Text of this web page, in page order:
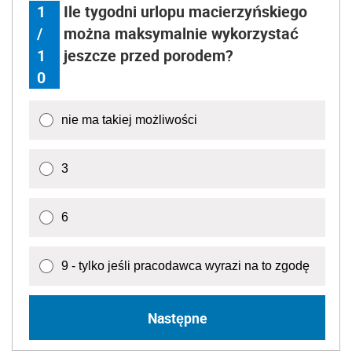
1
/
1
0
Ile tygodni urlopu macierzyńskiego
można maksymalnie wykorzystać
jeszcze przed porodem?
nie ma takiej możliwości
3
6
9 - tylko jeśli pracodawca wyrazi na to zgodę
Następne